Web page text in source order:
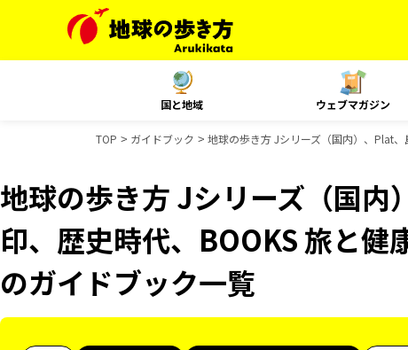
国と地域 ウェブマガジン
TOP ガイドブック 地球の歩き方 Jシリーズ（国内）、Plat
地球の歩き方 Jシリーズ（国
印、歴史時代、BOOKS 旅と
のガイドブック一覧